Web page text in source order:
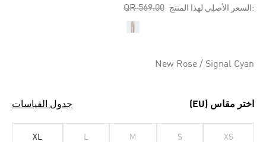
:السعر الأصلي لهذا المنتج Price reduced from
QR 569.00
to
New Rose / Signal Cyan
اختر مقاس (EU) جدول القياسات
XS
S
M
L
XL